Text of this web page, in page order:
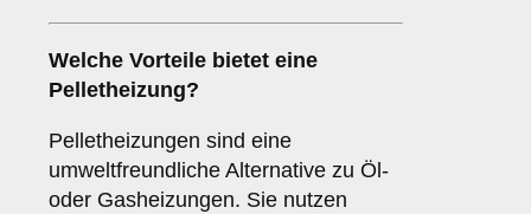
Welche Vorteile bietet eine
Pelletheizung?
Pelletheizungen sind eine
umweltfreundliche Alternative zu Öl-
oder Gasheizungen. Sie nutzen